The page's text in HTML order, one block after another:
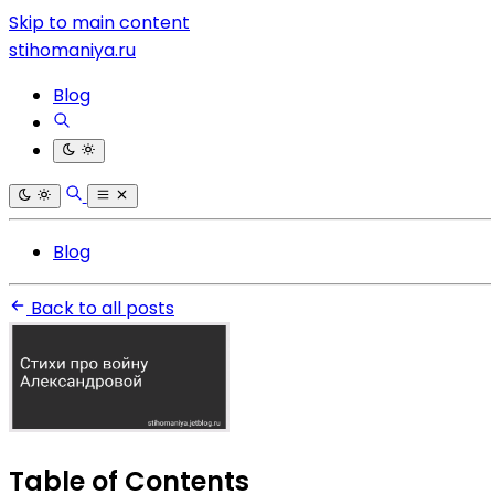
Skip to main content
stihomaniya.ru
Blog
Blog
Back to all posts
Table of Contents